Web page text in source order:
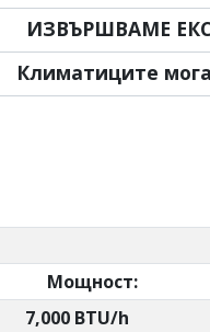
ИЗВЪРШВАМЕ
Климатиците
Мощност:
7,000 BTU/h